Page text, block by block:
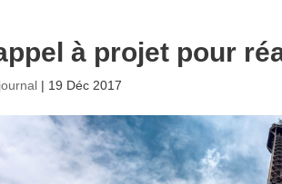
à projet pour
| 19 Déc 2017